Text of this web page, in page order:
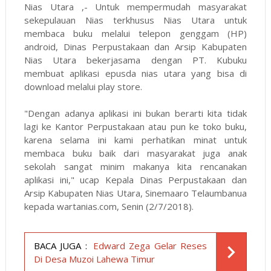
Nias Utara ,- Untuk mempermudah masyarakat
sekepulauan Nias terkhusus Nias Utara untuk
membaca buku melalui telepon genggam (HP)
android, Dinas Perpustakaan dan Arsip Kabupaten
Nias Utara bekerjasama dengan PT. Kubuku
membuat aplikasi epusda nias utara yang bisa di
download melalui play store.
"Dengan adanya aplikasi ini bukan berarti kita tidak
lagi ke Kantor Perpustakaan atau pun ke toko buku,
karena selama ini kami perhatikan minat untuk
membaca buku baik dari masyarakat juga anak
sekolah sangat minim makanya kita rencanakan
aplikasi ini," ucap Kepala Dinas Perpustakaan dan
Arsip Kabupaten Nias Utara, Sinemaaro Telaumbanua
kepada wartanias.com, Senin (2/7/2018).
BACA JUGA : Edward Zega Gelar Reses
Di Desa Muzoi Lahewa Timur